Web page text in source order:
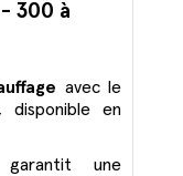
300 à
avec le
disponible en
une